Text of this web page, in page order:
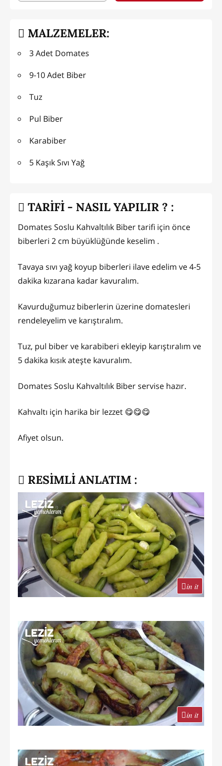
MALZEMELER:
3 Adet Domates
9-10 Adet Biber
Tuz
Pul Biber
Karabiber
5 Kaşık Sıvı Yağ
TARİFİ - NASIL YAPILIR ? :
Domates Soslu Kahvaltılık Biber tarifi için önce
biberleri 2 cm büyüklüğünde keselim .
Tavaya sıvı yağ koyup biberleri ilave edelim ve 4-5
dakika kızarana kadar kavuralım.
Kavurduğumuz biberlerin üzerine domatesleri
rendeleyelim ve karıştıralım.
Tuz, pul biber ve karabiberi ekleyip karıştıralım ve
5 dakika kısık ateşte kavuralım.
Domates Soslu Kahvaltılık Biber servise hazır.
Kahvaltı için harika bir lezzet 😋😋😋
Afiyet olsun.
RESİMLİ ANLATIM :
in it
in it